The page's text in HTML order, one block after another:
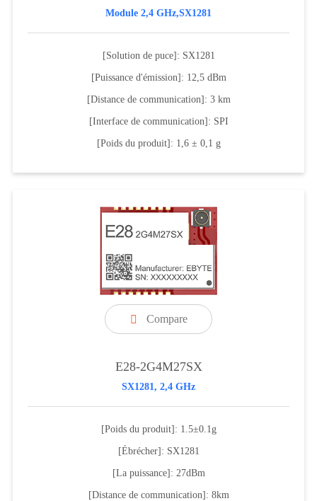
Module 2,4 GHz,SX1281
[Solution de puce]: SX1281
[Puissance d'émission]: 12,5 dBm
[Distance de communication]: 3 km
[Interface de communication]: SPI
[Poids du produit]: 1,6 ± 0,1 g
 Compare
E28-2G4M27SX
SX1281, 2,4 GHz
[Poids du produit]: 1.5±0.1g
[Ébrécher]: SX1281
[La puissance]: 27dBm
[Distance de communication]: 8km